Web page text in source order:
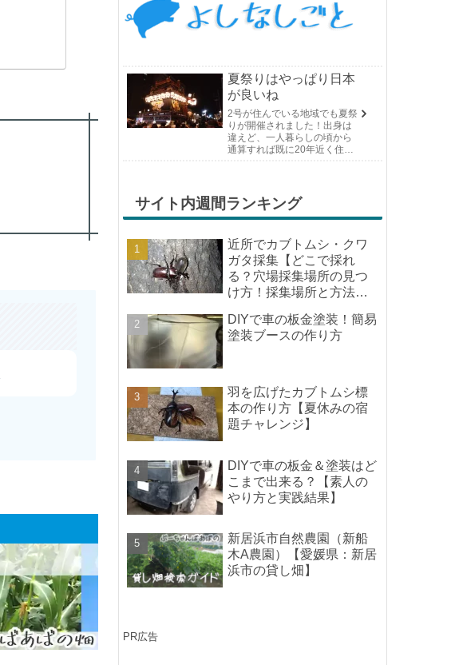
夏祭りはやっぱり日本
が良いね
2号が住んでいる地域でも夏祭
りが開催されました！出身は
違えど、一人暮らしの頃から
通算すれば既に20年近く住ん
す。そして、それは2号嫁も同
じようで、夏祭りが近いづい...
サイト内週間ランキング
近所でカブトムシ・クワ
ガタ採集【どこで採れ
る？穴場採集場所の見つ
け方！採集場所と方法や
DIYで車の板金塗装！簡易
塗装ブースの作り方
羽を広げたカブトムシ標
本の作り方【夏休みの宿
題チャレンジ】
DIYで車の板金＆塗装はど
こまで出来る？【素人の
やり方と実践結果】
新居浜市自然農園（新船
木A農園）【愛媛県：新居
浜市の貸し畑】
PR広告